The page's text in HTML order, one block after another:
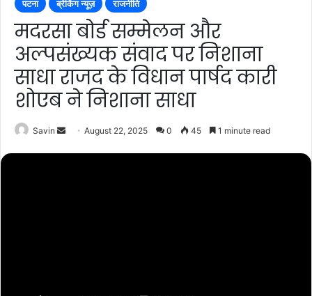
पटना ब्रेकिंग न्यूज़ राजनीति
मदरसा बोर्ड सम्मेलन और
अल्पसंख्यक संवाद पर निशाना
साधा राजद के विधान पार्षद कारी
शोएब ने निशाना साधा
Savin
SendAugust 22, 2025 0 45 1 minute read